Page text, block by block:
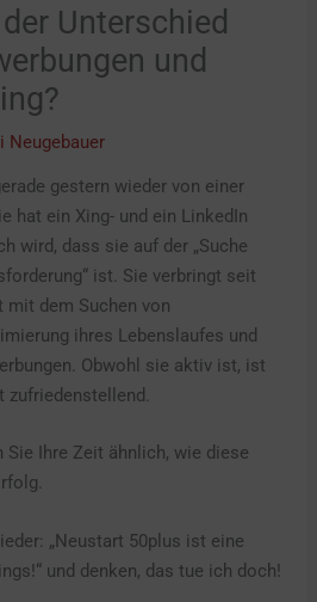
Unterschied
und
Neugebauer
gestern wieder von einer
hat ein Xing- und ein LinkedIn
wird, dass sie auf der „Suche
ist. Sie verbringt seit
dem Suchen von
ihres Lebenslaufes und
Obwohl sie aktiv ist, ist
zufriedenstellend.
Sie Ihre Zeit ähnlich, wie diese
„Neustart 50plus ist eine
und denken, das tue ich doch!